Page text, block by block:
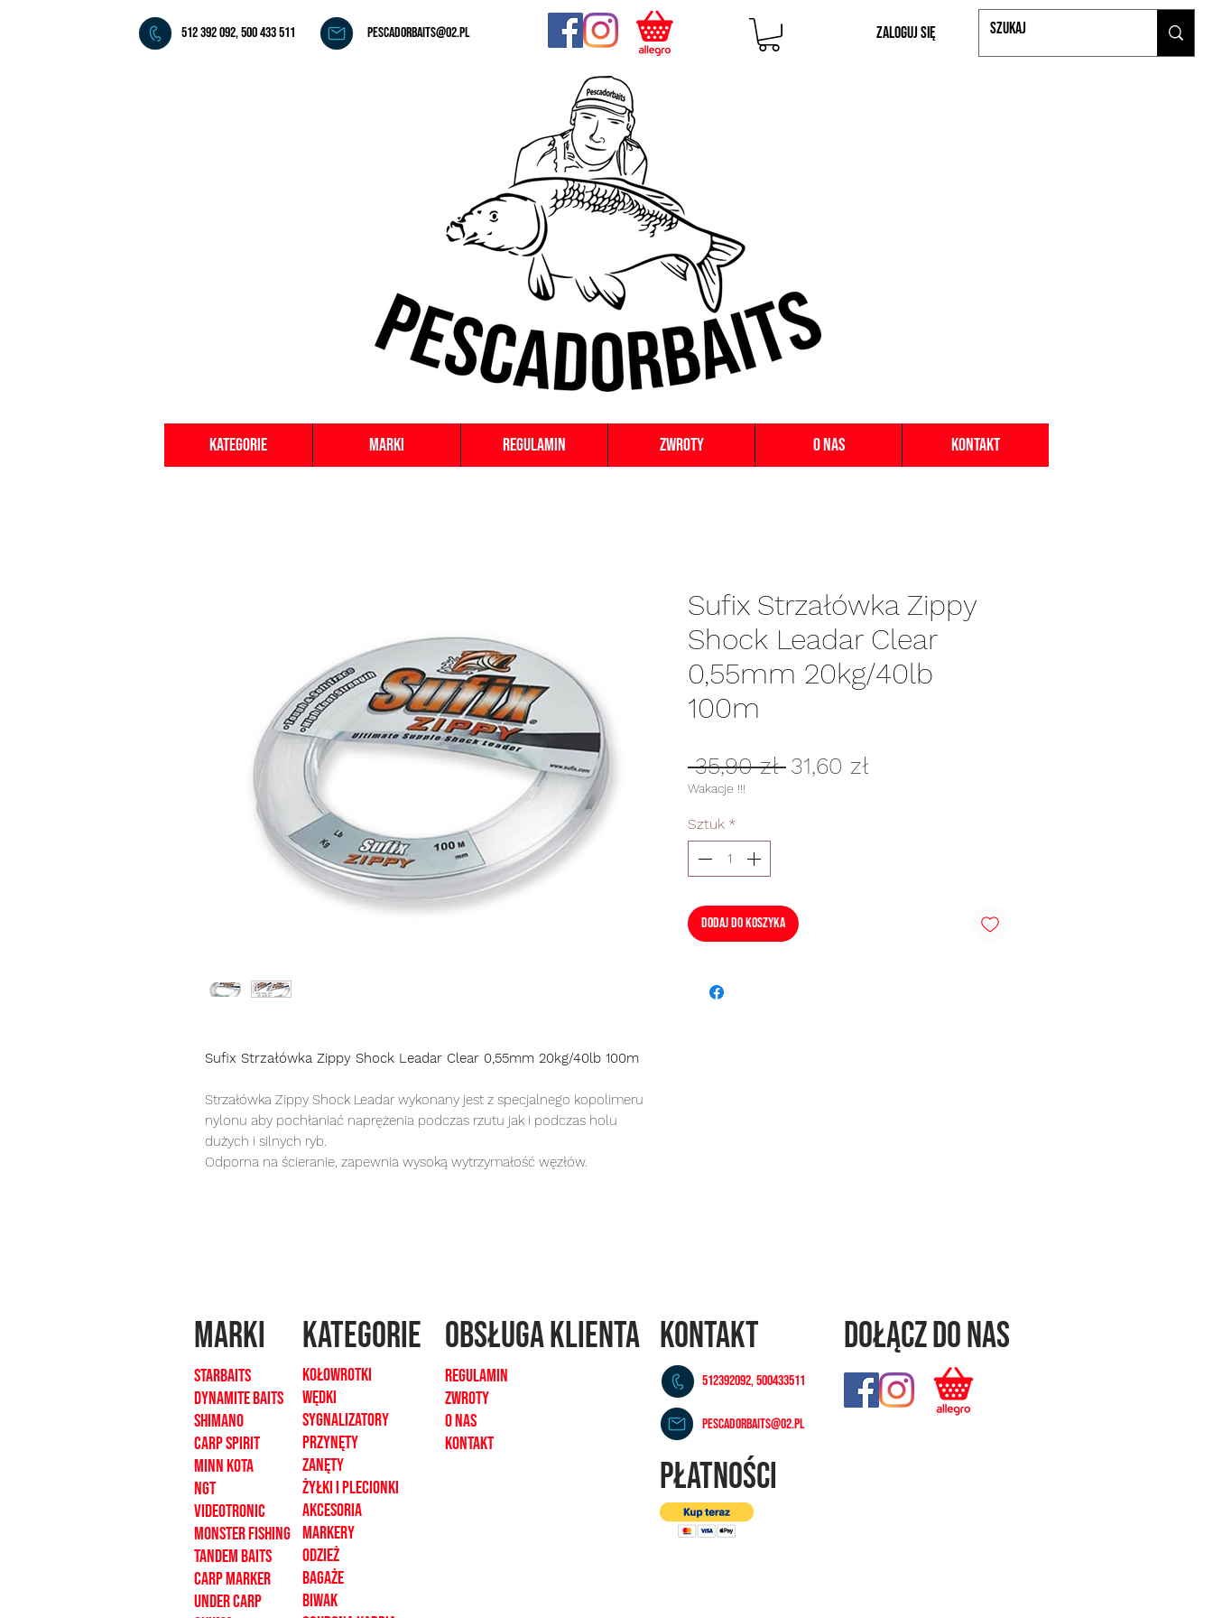
Zaloguj się
pescadorbaits@o2.pl
512 392 092, 500 433 511
Sufix Strzałówka Zippy Shock Leadar Clear 0,55mm 20kg/40lb 100m
Strzałówka Zippy Shock Leadar wykonany jest z specjalnego kopolimeru
nylonu aby pochłaniać naprężenia podczas rzutu jak i podczas holu
dużych i silnych ryb.
Odporna na ścieranie, zapewnia wysoką wytrzymałość węzłów.
Sufix Strzałówka Zippy
Shock Leadar Clear
0,55mm 20kg/40lb
100m
35,90 zł Regularna
31,60 zł
Wakacje !!!
Sztuk *
Dodaj do koszyka
Kategorie Marki Regulamin Zwroty O nas Kontakt
MARKI
Starbaits
dynamite baits
shimano
carp spirit
minn kota
ngt
videotronic
monster fishing
tandem baits
carp marker
under carp
kategorie
Kołowrotki
Wędki
sygnalizatory
Przynęty
zanęty
żyłki i plecionki
akcesoria
markery
odzież
bagaże
biwak
OBSŁUGA KLIENTA
REGULAMIN
ZWROTY
O NAS
KONTAKT
KONTAKT
512392092, 500433511
pescadorbaits@o2.pl
Dołącz do nas
PŁATNOŚCI